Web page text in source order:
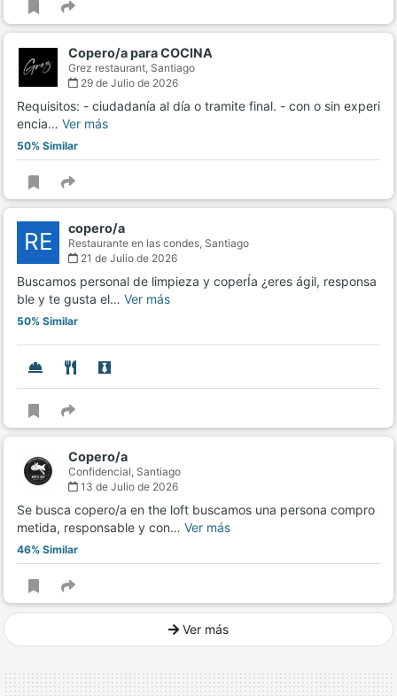
Copero/a para COCINA
Grez restaurant, Santiago
29 de Julio de 2026
Requisitos: - ciudadanía al día o tramite final. - con o sin experi
encia… Ver más
50% Similar
RE copero/a
Restaurante en las condes, Santiago
21 de Julio de 2026
Buscamos personal de limpieza y coperÍa ¿eres ágil, responsa
ble y te gusta el… Ver más
50% Similar
Copero/a
Confidencial, Santiago
13 de Julio de 2026
Se busca copero/a en the loft buscamos una persona compro
metida, responsable y con… Ver más
46% Similar
Ver más